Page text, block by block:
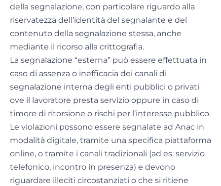
della segnalazione, con particolare riguardo alla
riservatezza dell’identità del segnalante e del
contenuto della segnalazione stessa, anche
mediante il ricorso alla crittografia.
La segnalazione “esterna” può essere effettuata in
caso di assenza o inefficacia dei canali di
segnalazione interna degli enti pubblici o privati
ove il lavoratore presta servizio oppure in caso di
timore di ritorsione o rischi per l’interesse pubblico.
Le violazioni possono essere segnalate ad Anac in
modalità digitale, tramite una specifica piattaforma
online, o tramite i canali tradizionali (ad es. servizio
telefonico, incontro in presenza) e devono
riguardare illeciti circostanziati o che si ritiene